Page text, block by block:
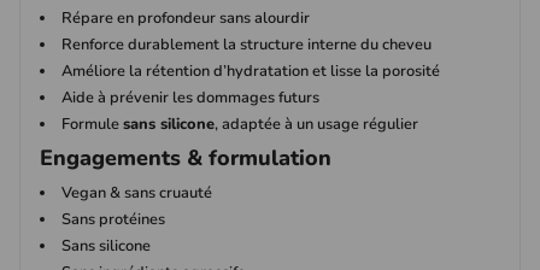
Répare en profondeur sans alourdir
Renforce durablement la structure interne du cheveu
Améliore la rétention d’hydratation et lisse la porosité
Aide à prévenir les dommages futurs
Formulesans silicone, adaptée à un usage régulier
Engagements & formulation
Vegan & sans cruauté
Sans protéines
Sans silicone